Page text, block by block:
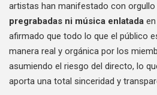
artistas han manifestado con orgullo
pregrabadas ni música enlatada
afirmado que todo lo que el público
manera real y orgánica por los
asumiendo el riesgo del directo, lo
aporta una total sinceridad y